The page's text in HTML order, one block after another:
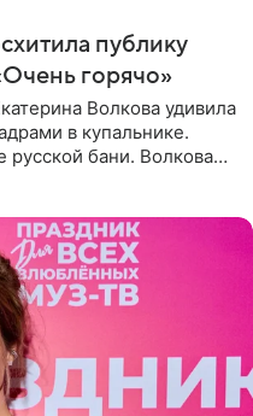
публику
горячо»
Волкова удивила
в купальнике.
русской бани. Волкова